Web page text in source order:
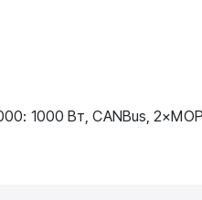
1000 Вт, CANBus,